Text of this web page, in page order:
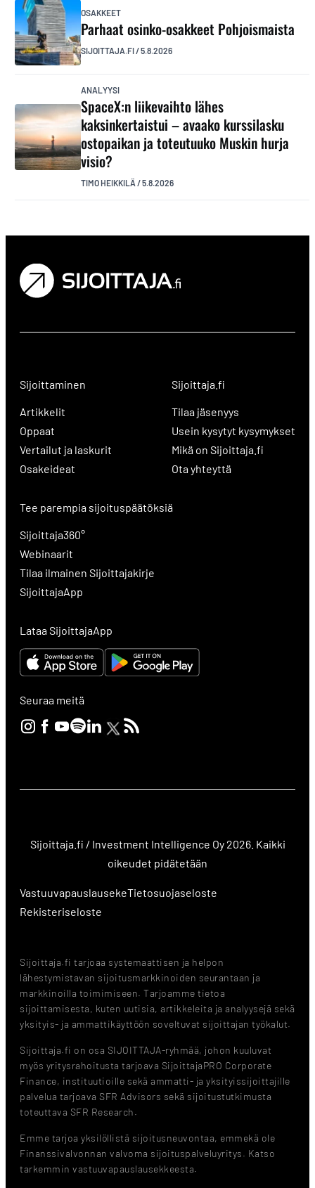
OSAKKEET
Parhaat osinko-osakkeet Pohjoismaista
SIJOITTAJA.FI/5.8.2026
ANALYYSI
SpaceX:n liikevaihto lähes
kaksinkertaistui – avaako kurssilasku
ostopaikan ja toteutuuko Muskin hurja
visio?
TIMO HEIKKILÄ /5.8.2026
Sijoittaminen
Artikkelit
Oppaat
Vertailut ja laskurit
Osakeideat
Sijoittaja.fi
Tilaa jäsenyys
Usein kysytyt kysymykset
Mikä on Sijoittaja.fi
Ota yhteyttä
Tee parempia sijoituspäätöksiä
Sijoittaja360°
Webinaarit
Tilaa ilmainen Sijoittajakirje
SijoittajaApp
Lataa SijoittajaApp
Seuraa meitä
Sijoittaja.fi / Investment Intelligence Oy 2026. Kaikki
oikeudet pidätetään
VastuuvapauslausekeTietosuojaseloste
Rekisteriseloste
Sijoittaja.fi tarjoaa systemaattisen ja helpon
lähestymistavan sijoitusmarkkinoiden seurantaan ja
markkinoilla toimimiseen. Tarjoamme tietoa
sijoittamisesta, kuten uutisia, artikkeleita ja analyysejä sekä
yksityis- ja ammattikäyttöön soveltuvat sijoittajan työkalut.
Sijoittaja.fi on osa SIJOITTAJA-ryhmää, johon kuuluvat
myös yritysrahoitusta tarjoava SijoittajaPRO Corporate
Finance, instituutioille sekä ammatti- ja yksityissijoittajille
palvelua tarjoava SFR Advisors sekä sijoitustutkimusta
toteuttava SFR Research.
Emme tarjoa yksilöllistä sijoitusneuvontaa, emmekä ole
Finanssivalvonnan valvoma sijoituspalveluyritys. Katso
tarkemmin vastuuvapauslausekkeesta.